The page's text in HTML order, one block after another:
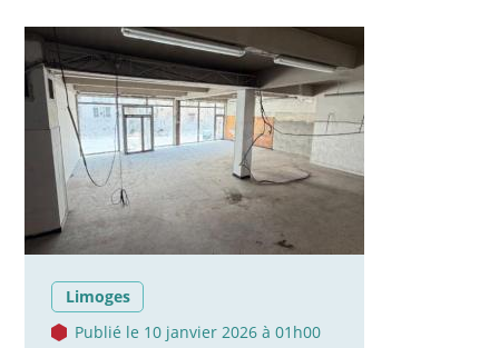
Limoges
Publié le 10 janvier 2026 à 01h00